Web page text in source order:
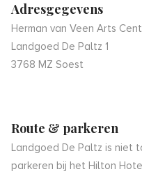
Adresgegevens
Herman van Veen Arts
Landgoed De Paltz 1
3768 MZ Soest
Route & parkeren
Landgoed De Paltz is niet
parkeren bij het Hilton